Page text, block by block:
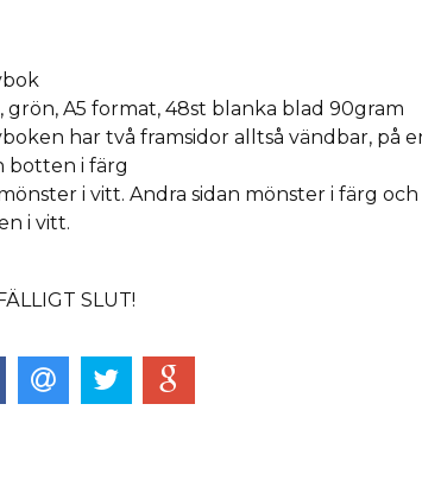
grön, A5 format, 48st blanka blad 90gram
har två framsidor alltså vändbar, på
botten i färg
i vitt. Andra sidan mönster i färg och
i vitt.
SLUT!